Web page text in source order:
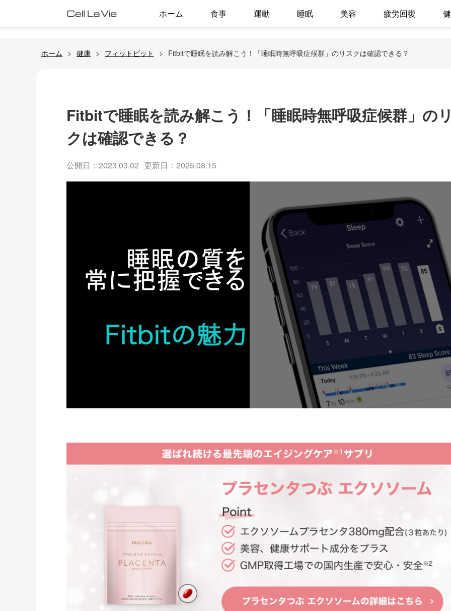
ホーム 食事 運動 睡眠 美容 疲労回復
ホーム 健康 フィットビット Fitbitで睡眠を読み解こう！「睡眠時無呼吸症候群」のリスクは確認できる？
Fitbitで睡眠を読み解こう！「睡眠時無呼吸症候群」の
クは確認できる？
公開日：2023.03.02 更新日：2025.08.15